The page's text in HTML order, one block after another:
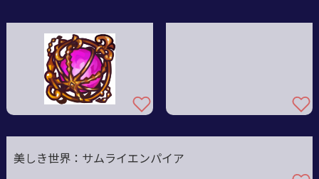
美しき世界：サムライエンパイア